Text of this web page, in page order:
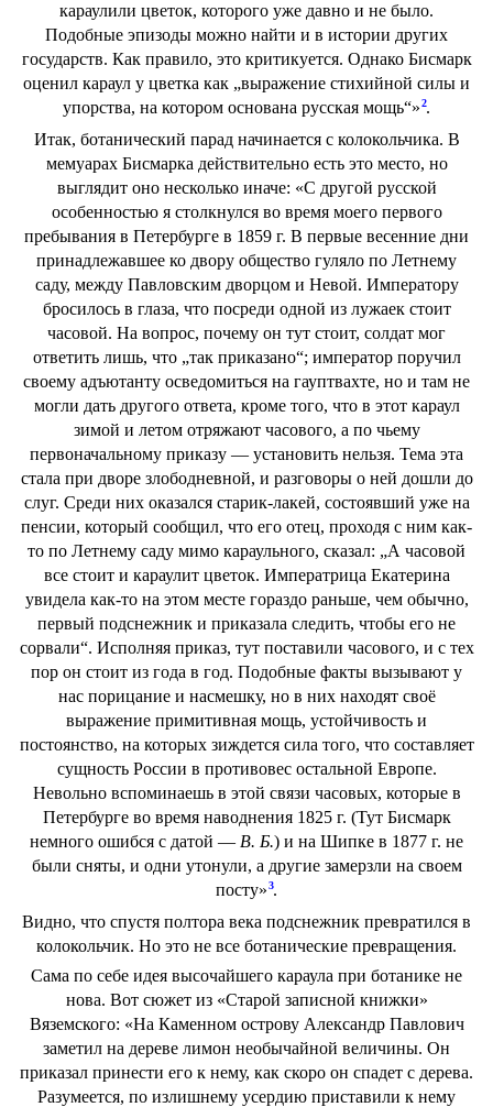
караулили цветок, которого уже давно и не было.
Подобные эпизоды можно найти и в истории других
государств. Как правило, это критикуется. Однако Бисмарк
оценил караул у цветка как „выражение стихийной силы и
упорства, на котором основана русская мощь“» 2.
Итак, ботанический парад начинается с колокольчика. В
мемуарах Бисмарка действительно есть это место, но
выглядит оно несколько иначе: «С другой русской
особенностью я столкнулся во время моего первого
пребывания в Петербурге в 1859 г. В первые весенние дни
принадлежавшее ко двору общество гуляло по Летнему
саду, между Павловским дворцом и Невой. Императору
бросилось в глаза, что посреди одной из лужаек стоит
часовой. На вопрос, почему он тут стоит, солдат мог
ответить лишь, что „так приказано“; император поручил
своему адъютанту осведомиться на гауптвахте, но и там не
могли дать другого ответа, кроме того, что в этот караул
зимой и летом отряжают часового, а по чьему
первоначальному приказу — установить нельзя. Тема эта
стала при дворе злободневной, и разговоры о ней дошли до
слуг. Среди них оказался старик-лакей, состоявший уже на
пенсии, который сообщил, что его отец, проходя с ним как-
то по Летнему саду мимо караульного, сказал: „А часовой
все стоит и караулит цветок. Императрица Екатерина
увидела как-то на этом месте гораздо раньше, чем обычно,
первый подснежник и приказала следить, чтобы его не
сорвали“. Исполняя приказ, тут поставили часового, и с тех
пор он стоит из года в год. Подобные факты вызывают у
нас порицание и насмешку, но в них находят своё
выражение примитивная мощь, устойчивость и
постоянство, на которых зиждется сила того, что составляет
сущность России в противовес остальной Европе.
Невольно вспоминаешь в этой связи часовых, которые в
Петербурге во время наводнения 1825 г. (Тут Бисмарк
немного ошибся с датой — В. Б.) и на Шипке в 1877 г. не
были сняты, и одни утонули, а другие замерзли на своем
посту» 3.
Видно, что спустя полтора века подснежник превратился в
колокольчик. Но это не все ботанические превращения.
Сама по себе идея высочайшего караула при ботанике не
нова. Вот сюжет из «Старой записной книжки»
Вяземского: «На Каменном острову Александр Павлович
заметил на дереве лимон необычайной величины. Он
приказал принести его к нему, как скоро он спадет с дерева.
Разумеется, по излишнему усердию приставили к нему